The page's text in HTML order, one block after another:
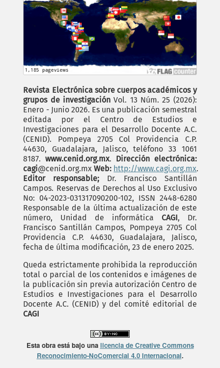
Revista Electrónica sobre cuerpos académicos y
grupos de investigación Vol. 13 Núm. 25 (2026):
Enero - Junio 2026. Es una publicación semestral
editada por el Centro de Estudios e
Investigaciones para el Desarrollo Docente A.C.
(CENID). Pompeya 2705 Col Providencia C.P.
44630, Guadalajara, Jalisco, teléfono 33 1061
8187.www.cenid.org.mx. Dirección electrónica:
cagi@cenid.org.mxWeb: http://www.cagi.org.mx.
Editor responsable;Dr. Francisco Santillán
Campos. Reservas de Derechos al Uso Exclusivo
No: 04-2023-031317090200-102, ISSN 2448-6280
Responsable de la última actualización de este
número, Unidad de informática CAGI, Dr.
Francisco Santillán Campos, Pompeya 2705 Col
Providencia C.P. 44630, Guadalajara, Jalisco,
fecha de última modificación, 23 de enero 2025.
Queda estrictamente prohibida la reproducción
total o parcial de los contenidos e imágenes de
la publicación sin previa autorización Centro de
Estudios e Investigaciones para el Desarrollo
Docente A.C. (CENID) y del comité editorial de
CAGI
Esta obra está bajo una licencia de Creative Commons
Reconocimiento-NoComercial 4.0 Internacional.